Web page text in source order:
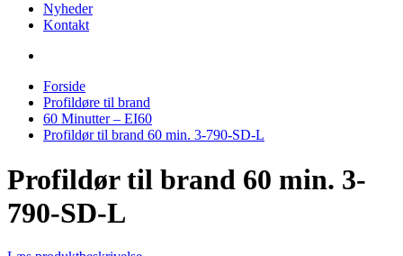
Nyheder
Kontakt
Forside
Profildøre til brand
60 Minutter – EI60
Profildør til brand 60 min. 3-790-SD-L
Profildør til brand 60 min. 3-
790-SD-L